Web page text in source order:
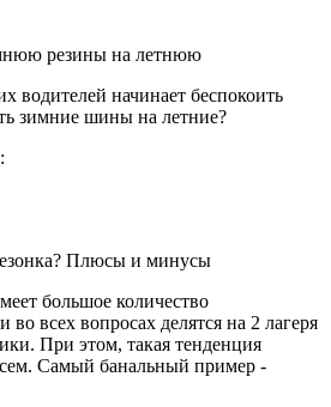
резины на летнюю
водителей начинает беспокоить
зимние шины на летние?
Плюсы и минусы
большое количество
всех вопросах делятся на 2 лагеря
При этом, такая тенденция
Самый банальный пример -